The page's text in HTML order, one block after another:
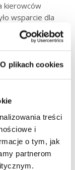
O plikach cookies
treści
i
o tym, jak
partnerom
kierowców
wsparcie dla
roku Polska była
2019